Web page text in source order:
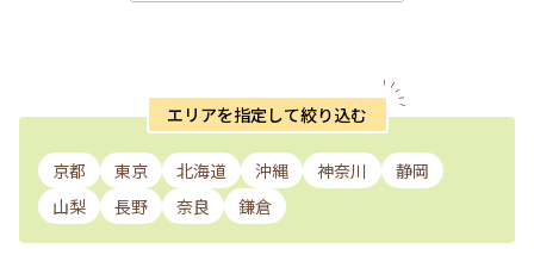
エリアを指定して絞り込む
京都 東京 北海道 沖縄 神奈川
静岡
山梨
長野 奈良 鎌倉